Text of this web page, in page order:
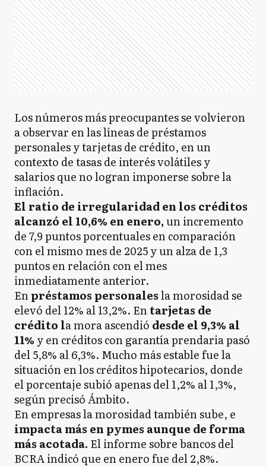
Los números más preocupantes se volvieron
a observar en las líneas de préstamos
personales y tarjetas de crédito, en un
contexto de tasas de interés volátiles y
salarios que no logran imponerse sobre la
inflación.
El ratio de irregularidad en los créditos
alcanzó el 10,6% en enero,unincremento
de 7,9 puntos porcentuales en comparación
con el mismo mes de 2025 y un alza de 1,3
puntos en relación con el mes
inmediatamente anterior.
Enpréstamos personalesla morosidad se
elevó del 12% al 13,2%. Entarjetas de
crédito la mora ascendió desde el 9,3% al
11%y en créditos con garantía prendaria pasó
del 5,8% al 6,3%. Mucho más estable fue la
situación en los créditos hipotecarios, donde
el porcentaje subió apenas del 1,2% al 1,3%,
según precisó Ámbito.
En empresas la morosidad también sube, e
impacta más en pymes aunque de forma
más acotada. El informe sobre bancos del
BCRA indicó que en enero fue del 2,8%.